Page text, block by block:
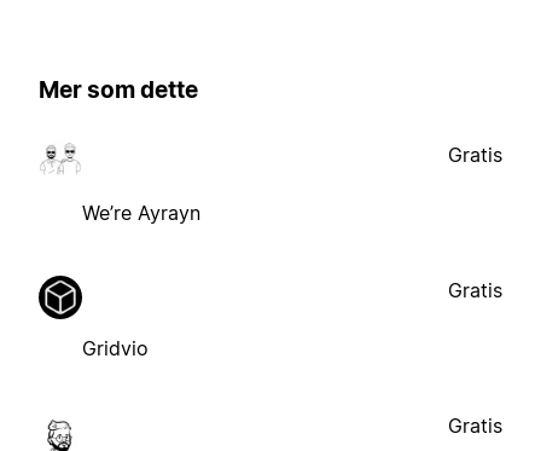
Mer som dette
We’re Ayrayn
Gratis
Gridvio
Gratis
Gratis